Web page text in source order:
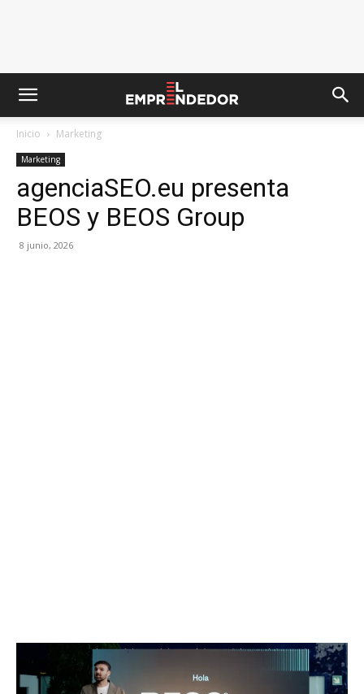
Inicio Marketing
Marketing
agenciaSEO.eu presenta
BEOS y BEOS Group
8 junio, 2026